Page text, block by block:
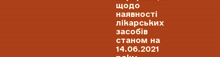
щодо
наявності
лікарських
засобів
станом на
14.06.2021